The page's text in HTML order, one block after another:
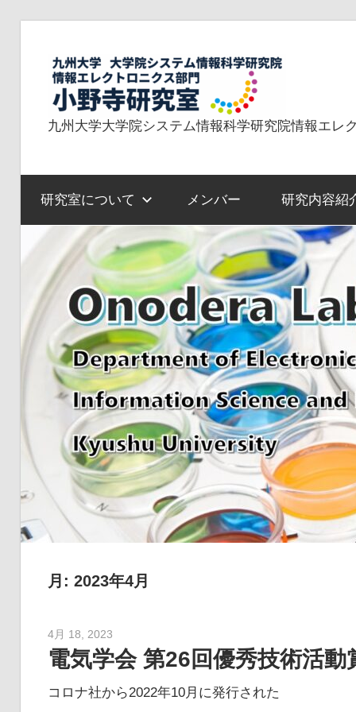
野
寺
研
究
室
九州大学大学院システム情報科学研究院情報エレ
研究室について メンバー 研究内容紹
月: 2023年4月
4月 18, 2023
電気学会 第26回優秀技術活動
コロナ社から2022年10月に発行された